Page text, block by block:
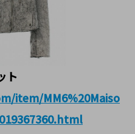
ト
item/MM6%20Maiso